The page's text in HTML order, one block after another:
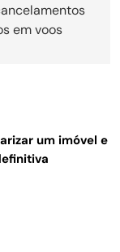
em voos
um imóvel e